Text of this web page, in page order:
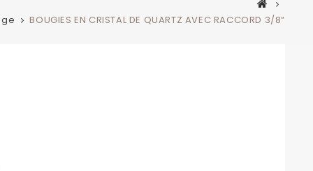
BOUGIES EN CRISTAL DE QUARTZ AVEC RACCORD 3/8”